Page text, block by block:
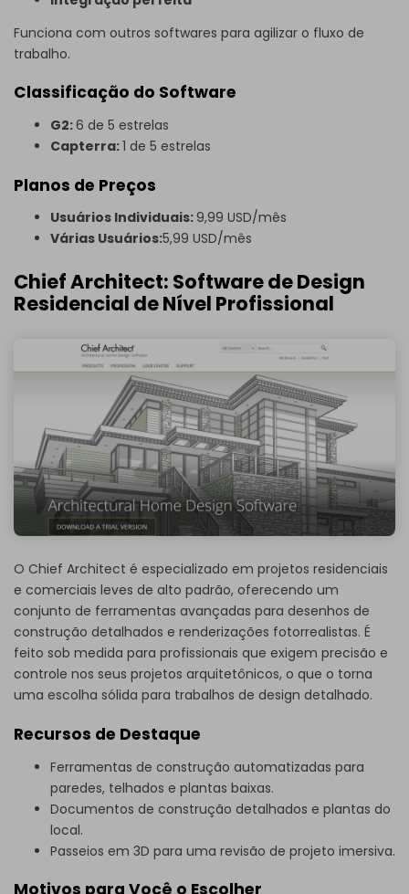
Funciona com outros softwares para agilizar o fluxo de
trabalho.
Classificação do Software
G2:6 de 5 estrelas
Capterra:1 de 5 estrelas
Planos de Preços
Usuários Individuais:9,99 USD/mês
Várias Usuários:5,99 USD/mês
Chief Architect: Software de Design
Residencial de Nível Profissional
O Chief Architect é especializado em projetos residenciais
e comerciais leves de alto padrão, oferecendo um
conjunto de ferramentas avançadas para desenhos de
construção detalhados e renderizações fotorrealistas. É
feito sob medida para profissionais que exigem precisão e
controle nos seus projetos arquitetônicos, o que o torna
uma escolha sólida para trabalhos de design detalhado.
Recursos de Destaque
Ferramentas de construção automatizadas para
paredes, telhados e plantas baixas.
Documentos de construção detalhados e plantas do
local.
Passeios em 3D para uma revisão de projeto imersiva.